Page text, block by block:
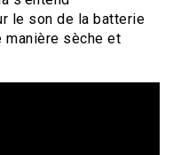
le son de la batterie
manière sèche et